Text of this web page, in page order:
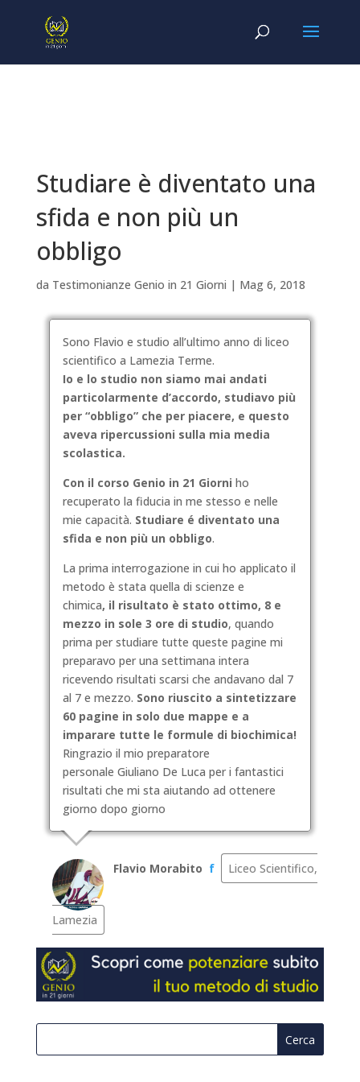
Studiare è diventato una
sfida e non più un
obbligo
da Testimonianze Genio in 21 Giorni | Mag 6, 2018
Sono Flavio e studio all’ultimo anno di liceo
scientifico a Lamezia Terme.
Io e lo studio non siamo mai andati
particolarmente d’accordo, studiavo più
per “obbligo” che per piacere, e questo
aveva ripercussioni sulla mia media
scolastica.
Con il corso Genio in 21 Giorni ho
recuperato la fiducia in me stesso e nelle
mie capacità. Studiare é diventato una
sfida e non più un obbligo.
La prima interrogazione in cui ho applicato il
metodo è stata quella di scienze e
chimica, il risultato è stato ottimo, 8 e
mezzo in sole 3 ore di studio, quando
prima per studiare tutte queste pagine mi
preparavo per una settimana intera
ricevendo risultati scarsi che andavano dal 7
al 7 e mezzo. Sono riuscito a sintetizzare
60 pagine in solo due mappe e a
imparare tutte le formule di biochimica!
Ringrazio il mio preparatore
personale Giuliano De Luca per i fantastici
risultati che mi sta aiutando ad ottenere
giorno dopo giorno
Flavio Morabito f Liceo Scientifico,
Lamezia